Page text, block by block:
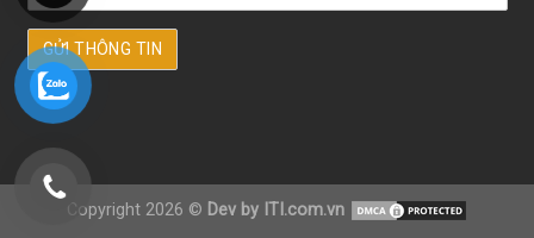
Copyright 2026 © Dev by ITI.com.vn